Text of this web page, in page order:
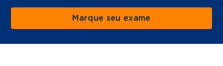
Marque seu exame